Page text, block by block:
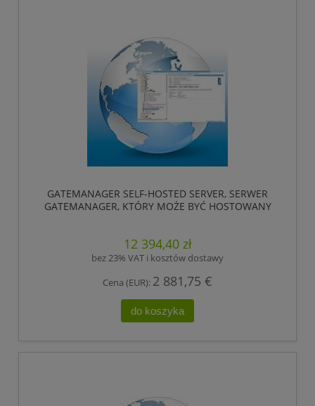
GATEMANAGER SELF-HOSTED SERVER, SERWER
GATEMANAGER, KTÓRY MOŻE BYĆ HOSTOWANY
ESXI. ,HIRSCHMANN
12 394,40 zł
bez 23% VAT i kosztów dostawy
Cena (EUR): 2 881,75 €
do koszyka